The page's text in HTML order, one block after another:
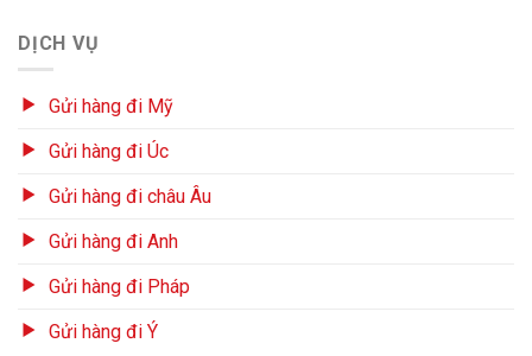
DỊCH VỤ
Gửi hàng đi Mỹ
Gửi hàng đi Úc
Gửi hàng đi châu Âu
Gửi hàng đi Anh
Gửi hàng đi Pháp
Gửi hàng đi Ý